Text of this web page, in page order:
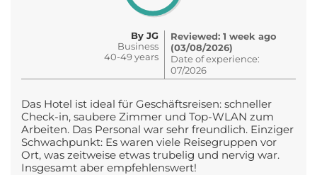
By JG
Business
40-49 years
Reviewed: 1 week ago
(03/08/2026)
Date of experience:
07/2026
Das Hotel ist ideal für Geschäftsreisen: schneller
Check-in, saubere Zimmer und Top-WLAN zum
Arbeiten. Das Personal war sehr freundlich. Einziger
Schwachpunkt: Es waren viele Reisegruppen vor
Ort, was zeitweise etwas trubelig und nervig war.
Insgesamt aber empfehlenswert!